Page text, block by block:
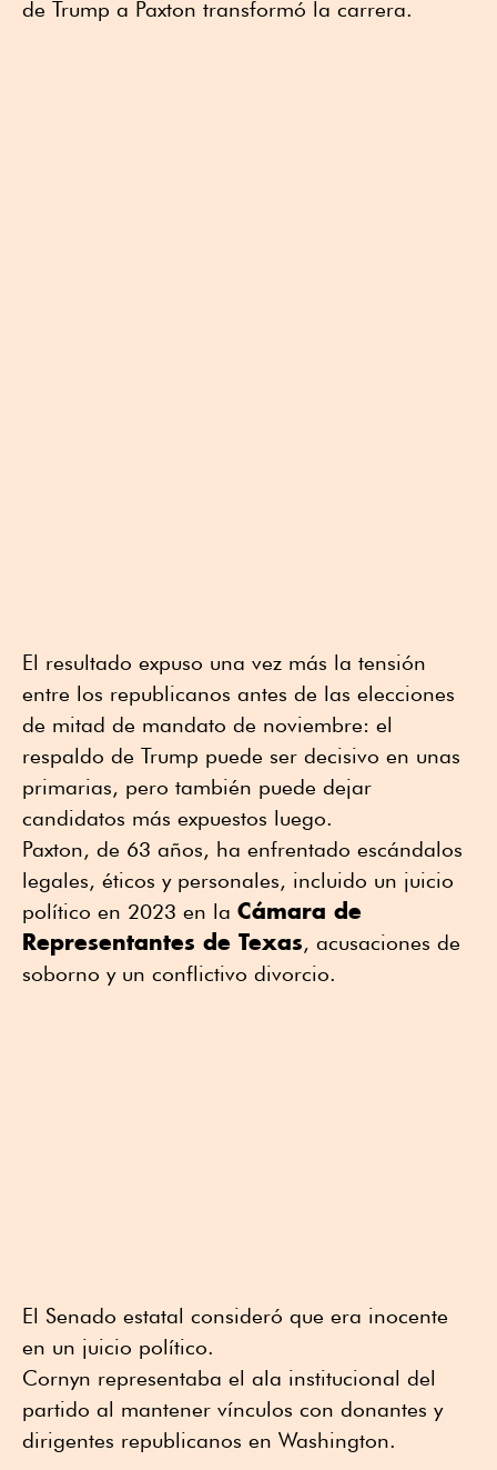
de Trump a Paxton transformó la carrera.
El resultado expuso una vez más la tensión
entre los republicanos antes de las elecciones
de mitad de mandato de noviembre: el
respaldo de Trump puede ser decisivo en unas
primarias, pero también puede dejar
candidatos más expuestos luego.
Paxton, de 63 años, ha enfrentado escándalos
legales, éticos y personales, incluido un juicio
político en 2023 en la Cámara de
Representantes de Texas, acusaciones de
soborno y un conflictivo divorcio.
El Senado estatal consideró que era inocente
en un juicio político.
Cornyn representaba el ala institucional del
partido al mantener vínculos con donantes y
dirigentes republicanos en Washington.